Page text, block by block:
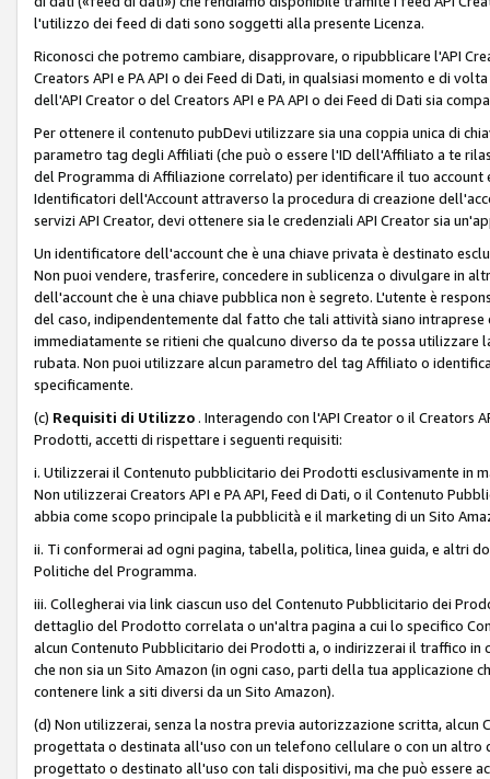
l'utilizzo dei feed di dati sono soggetti alla presente Licenza.
Riconosci che potremo cambiare, disapprovare, o ripubblicare l'API
Creators API e PA API o dei Feed di Dati, in qualsiasi momento e di
dell'API Creator o del Creators API e PA API o dei Feed di Dati sia
Per ottenere il contenuto pubDevi utilizzare sia una coppia unica di
parametro tag degli Affiliati (che può o essere l'ID dell'Affiliato a te
del Programma di Affiliazione correlato) per identificare il tuo account
Identificatori dell'Account attraverso la procedura di creazione
servizi API Creator, devi ottenere sia le credenziali API Creator sia
Un identificatore dell'account che è una chiave privata è destinato
Non puoi vendere, trasferire, concedere in sublicenza o divulgare in
dell'account che è una chiave pubblica non è segreto. L'utente è
del caso, indipendentemente dal fatto che tali attività siano
immediatamente se ritieni che qualcuno diverso da te possa
rubata. Non puoi utilizzare alcun parametro del tag Affiliato o
specificamente.
(c) Requisiti di Utilizzo . Interagendo con l'API Creator o il Creators
Prodotti, accetti di rispettare i seguenti requisiti:
i. Utilizzerai il Contenuto pubblicitario dei Prodotti esclusivamente in
Non utilizzerai Creators API e PA API, Feed di Dati, o il Contenuto
abbia come scopo principale la pubblicità e il marketing di un Sito
ii. Ti conformerai ad ogni pagina, tabella, politica, linea guida, e altri
Politiche del Programma.
iii. Collegherai via link ciascun uso del Contenuto Pubblicitario dei
dettaglio del Prodotto correlata o un'altra pagina a cui lo specifico
alcun Contenuto Pubblicitario dei Prodotti a, o indirizzerai il traffico in
che non sia un Sito Amazon (in ogni caso, parti della tua
contenere link a siti diversi da un Sito Amazon).
(d) Non utilizzerai, senza la nostra previa autorizzazione scritta,
progettata o destinata all'uso con un telefono cellulare o con un
progettato o destinato all'uso con tali dispositivi, ma che può essere